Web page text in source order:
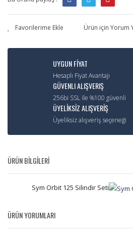
Ürün için Yorum
UYGUN FİYAT
Hesaplı Fiyat Avantajı
GÜVENLI ALIŞVERIŞ
256bi SSL ile %100 güvenli
ÜYELİKSİZ ALIŞVERİŞ
Üyeliksiz alışveriş seçeneği
ÜRÜN BİLGİLERİ
Sym Orbit 125 Silindir Seti
ÜRÜN YORUMLARI